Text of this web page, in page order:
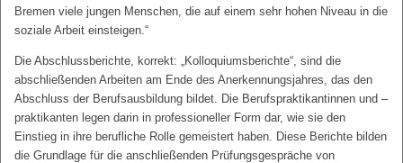
Bremen viele jungen Menschen, die auf einem sehr hohen Niveau in die
soziale Arbeit einsteigen.“
Die Abschlussberichte, korrekt: „Kolloquiumsberichte“, sind die
abschließenden Arbeiten am Ende des Anerkennungsjahres, das den
Abschluss der Berufsausbildung bildet. Die Berufspraktikantinnen und –
praktikanten legen darin in professioneller Form dar, wie sie den
Einstieg in ihre berufliche Rolle gemeistert haben. Diese Berichte bilden
die Grundlage für die anschließenden Prüfungsgespräche von